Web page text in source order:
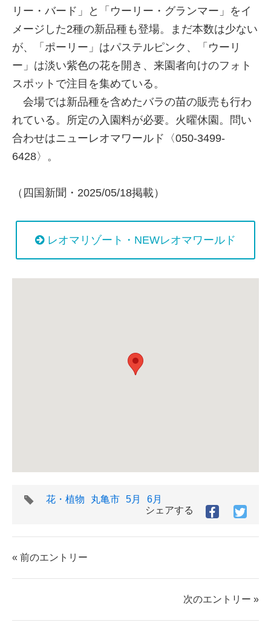
リー・バード」と「ウーリー・グランマー」をイ
メージした2種の新品種も登場。まだ本数は少ない
が、「ポーリー」はパステルピンク、「ウーリ
ー」は淡い紫色の花を開き、来園者向けのフォト
スポットで注目を集めている。
会場では新品種を含めたバラの苗の販売も行わ
れている。所定の入園料が必要。火曜休園。問い
合わせはニューレオマワールド〈050-3499-
6428〉。
（四国新聞・2025/05/18掲載）
レオマリゾート・NEWレオマワールド
タ
花・植物 丸亀市 5月
6月
シェアする
Facebook
シ
す
シ
す
« 前のエントリー
次のエントリー »